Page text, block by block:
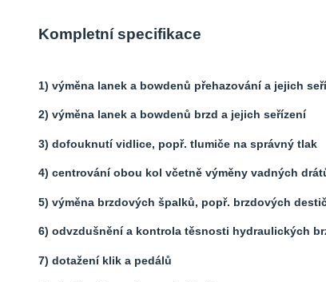
Kompletní specifikace
1) výměna lanek a bowdenů přehazování a jejich
2) výměna lanek a bowdenů brzd a jejich seřízení
3) dofouknutí vidlice, popř. tlumiče na správný tlak
4) centrování obou kol včetně výměny vadných
5) výměna brzdových špalků, popř. brzdových
6) odvzdušnění a kontrola těsnosti hydraulických
7) dotažení klik a pedálů